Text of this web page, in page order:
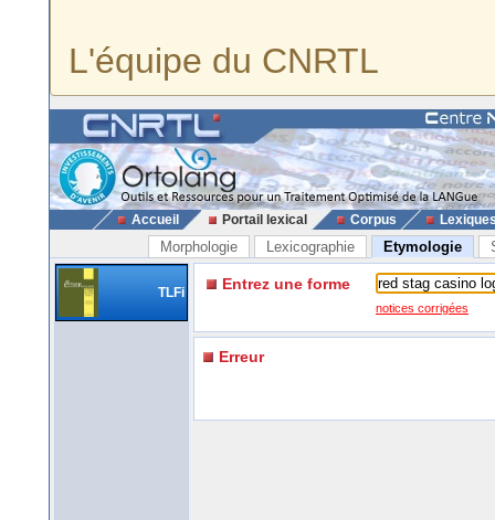
L'équipe du CNRTL
Accueil Portail lexical Corpus
Morphologie Lexicographie Etymologie
TLFi Entrez une forme
notices corrigées
Erreur